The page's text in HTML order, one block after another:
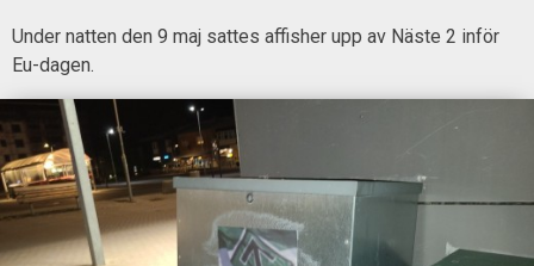
Under natten den 9 maj sattes affisher upp av Näste 2 inför
Eu-dagen.